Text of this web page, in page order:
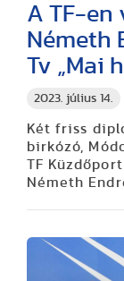
2023. július 14.
A TF-en
Németh
Tv „Mai
Két friss
birkózó,
TF
Németh